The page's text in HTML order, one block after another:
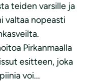
teiden varsille ja
valtaa nopeasti
Pirkanmaalla
esitteen, joka
voi...